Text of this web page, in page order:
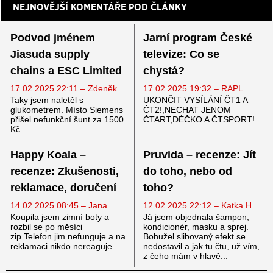
NEJNOVĚJŠÍ KOMENTÁŘE POD ČLÁNKY
Podvod jménem
Jiasuda supply
chains a ESC Limited
17.02.2025 22:11 – Zdeněk
Taky jsem naletěl s
glukometrem. Místo Siemens
přišel nefunkční šunt za 1500
Kč.
Jarní program České
televize: Co se
chystá?
17.02.2025 19:32 – RAPL
UKONČIT VYSÍLÁNÍ ČT1 A
ČT2!,NECHAT JENOM
ČTART,DÉČKO A ČTSPORT!
Happy Koala –
recenze: Zkušenosti,
reklamace, doručení
14.02.2025 08:45 – Jana
Koupila jsem zimní boty a
rozbil se po měsíci
zip.Telefon jim nefunguje a na
reklamaci nikdo nereaguje.
Pruvida – recenze: Jít
do toho, nebo od
toho?
12.02.2025 22:12 – Katka H.
Já jsem objednala šampon,
kondicionér, masku a sprej.
Bohužel slibovaný efekt se
nedostavil a jak tu čtu, už vím,
z čeho mám v hlavě...